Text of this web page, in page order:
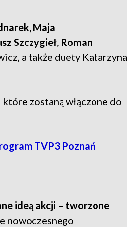
Maja
Szczygieł, Roman
a także duety Katarzyna
zostaną włączone do
TVP3 Poznań
ideą akcji – tworzone
nowoczesnego